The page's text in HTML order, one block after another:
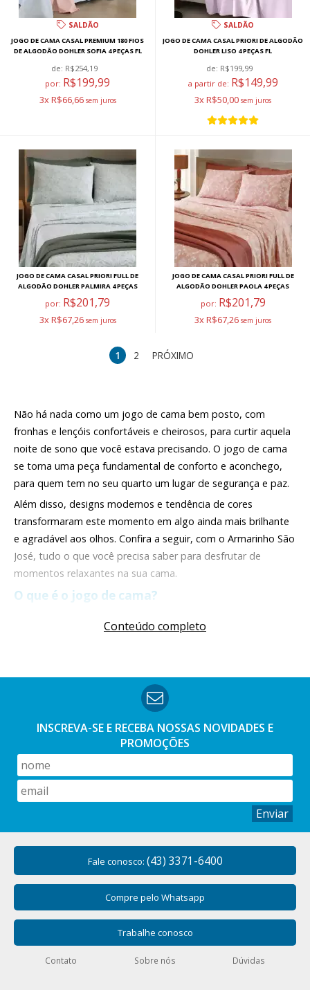
SALDÃO
JOGO DE CAMA CASAL PREMIUM 180 FIOS
DE ALGODÃO DOHLER SOFIA 4 PEÇAS FL
de: R$254,19
por: R$199,99
3x R$66,66
SALDÃO
JOGO DE CAMA CASAL PRIORI DE ALGODÃO
DOHLER LISO 4 PEÇAS FL
de: R$199,99
a partir de: R$149,99
3x R$50,00
JOGO DE CAMA CASAL PRIORI FULL DE
ALGODÃO DOHLER PALMIRA 4 PEÇAS
por: R$201,79
3x R$67,26
JOGO DE CAMA CASAL PRIORI FULL DE
ALGODÃO DOHLER PAOLA 4 PEÇAS
por: R$201,79
3x R$67,26
1 2 PRÓXIMO
Não há nada como um jogo de cama bem posto, com
fronhas e lençóis confortáveis e cheirosos, para curtir aquela
noite de sono que você estava precisando. O jogo de cama
se torna uma peça fundamental de conforto e aconchego,
para quem tem no seu quarto um lugar de segurança e paz.
Além disso, designs modernos e tendência de cores
transformaram este momento em algo ainda mais brilhante
e agradável aos olhos. Confira a seguir, com o Armarinho São
José, tudo o que você precisa saber para desfrutar de
momentos relaxantes na sua cama.
O que é o jogo de cama?
Podendo ser composto por fronhas, lençol, mantas, colchas,
Essas peças compõem a cama posta e são utilizadas,
inclusive, para decoração. Com modelos, cores e estampas
diferentes, que também podem ser combinadas de acordo
com as suas preferências; os jogos de cama são
indispensáveis se você preza por uma experiência perfeita a
cada soneca.
Na hora de escolher os jogos de cama do seu enxoval, o
primeiro passo é conhecer as marcas disponíveis no mercado
e quais opções de conjunto podem ser adequadas para o
ambiente. Tecidos importados, estampas exclusivas e
modelos únicos, podem ser o grande diferencial entre uma
Conteúdo completo
INSCREVA-SE E RECEBA NOSSAS NOVIDADES E
PROMOÇÕES
Enviar
Fale conosco: (43) 3371-6400
Compre pelo Whatsapp
Trabalhe conosco
Contato Sobre nós Dúvidas